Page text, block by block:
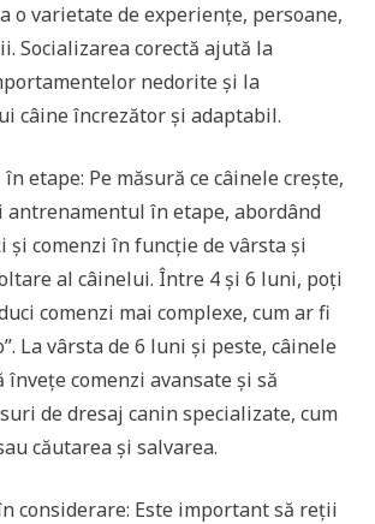
o varietate de experiențe, persoane,
Socializarea corectă ajută la
nedorite și la
câine încrezător și adaptabil.
etape: Pe măsură ce câinele crește,
antrenamentul în etape, abordând
comenzi în funcție de vârsta și
al câinelui. Între 4 și 6 luni, poți
comenzi mai complexe, cum ar fi
La vârsta de 6 luni și peste, câinele
învețe comenzi avansate și să
de dresaj canin specializate, cum
căutarea și salvarea.
considerare: Este important să reții